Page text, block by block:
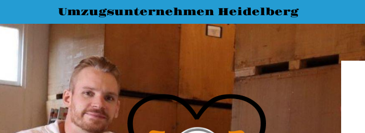
Umzugsunternehmen Heidelberg